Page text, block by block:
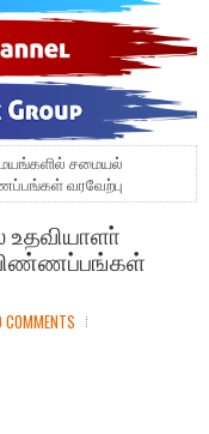
சமையல்
வரவேற்பு
விண்ணப்பங்கள்
COMMENTS